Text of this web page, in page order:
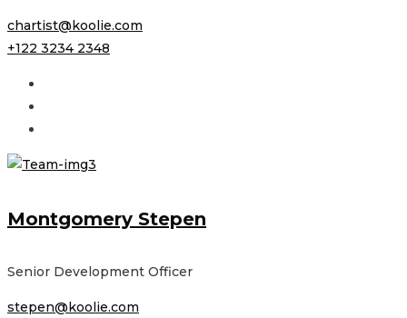
chartist@koolie.com
+122 3234 2348
Montgomery Stepen
Senior Development Officer
stepen@koolie.com